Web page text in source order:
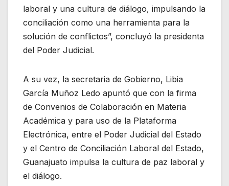
laboral y una cultura de diálogo, impulsando la
conciliación como una herramienta para la
solución de conflictos”, concluyó la presidenta
del Poder Judicial.
A su vez, la secretaria de Gobierno, Libia
García Muñoz Ledo apuntó que con la firma
de Convenios de Colaboración en Materia
Académica y para uso de la Plataforma
Electrónica, entre el Poder Judicial del Estado
y el Centro de Conciliación Laboral del Estado,
Guanajuato impulsa la cultura de paz laboral y
el diálogo.